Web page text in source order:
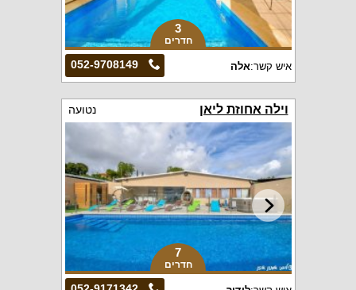
3
חדרים
052-9708149 איש קשר:אלה
וילה אחוזת ליאן נטועה
7
חדרים